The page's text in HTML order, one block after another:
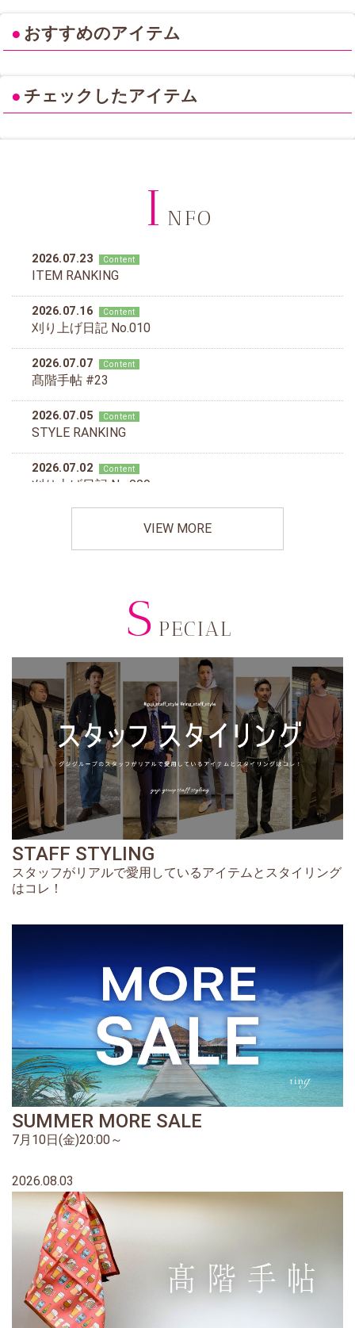
● おすすめのアイテム
● チェックしたアイテム
I NFO
VIEW MORE
S PECIAL
STAFF STYLING
スタッフがリアルで愛用しているアイテムとスタイリング
はコレ！
SUMMER MORE SALE
7月10日(金)20:00～
2026.08.03